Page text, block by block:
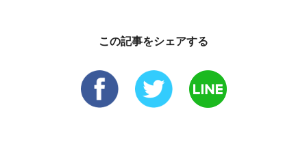
この記事をシェアする